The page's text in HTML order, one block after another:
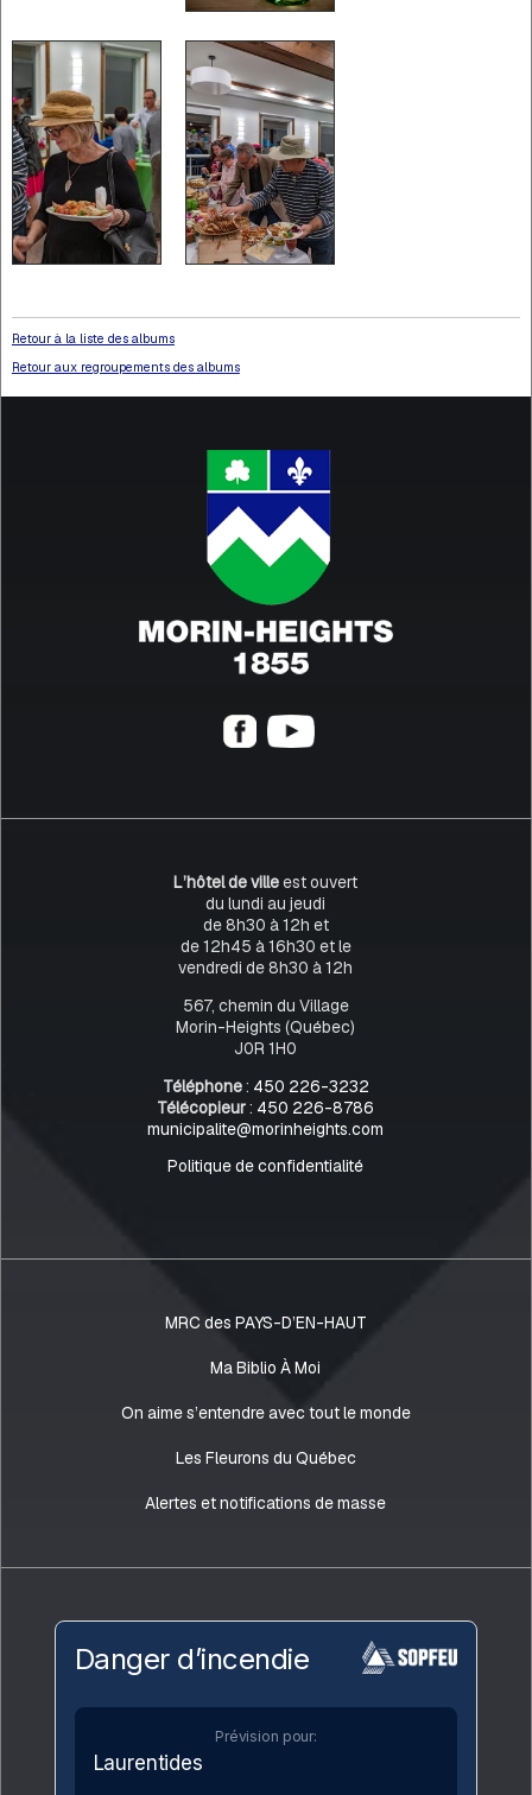
Retour à la liste des albums
Retour aux regroupements des albums
L’hôtel de villeest ouvert
du lundi au jeudi
de 8h30 à 12h et
de 12h45 à 16h30 et le
vendredi de 8h30 à 12h
567, chemin du Village
Morin-Heights (Québec)
J0R 1H0
Téléphone: 450 226-3232
Télécopieur: 450 226-8786
municipalite@morinheights.com
Politique de confidentialité
MRC des PAYS-D’EN-HAUT
Ma Biblio À Moi
On aime s’entendre avec tout le monde
Les Fleurons du Québec
Alertes et notifications de masse
Danger d’incendie
Prévision pour:
Laurentides